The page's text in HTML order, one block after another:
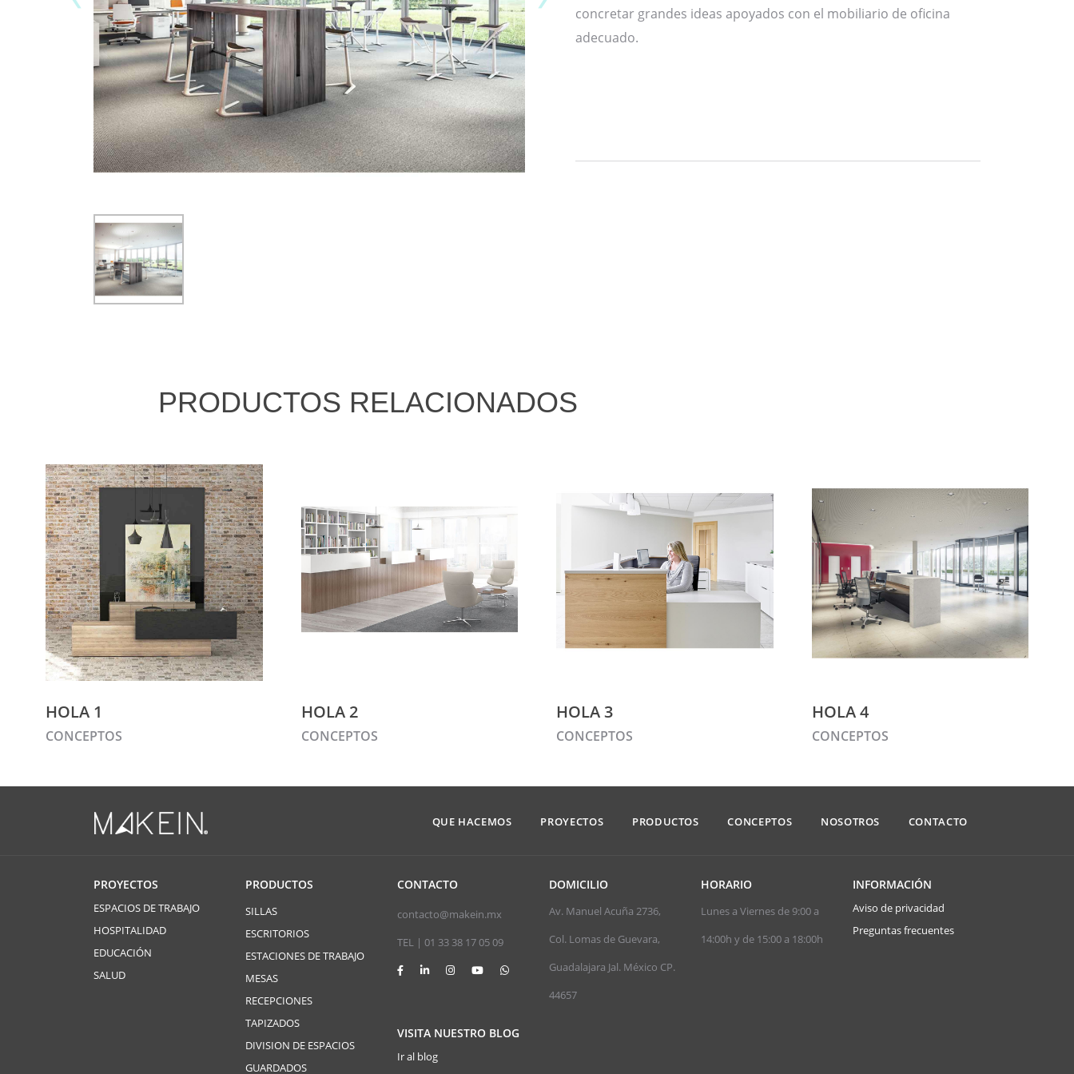
concretar grandes ideas apoyados con el mobiliario de oficina
adecuado.
PRODUCTOS RELACIONADOS
HOLA 1
CONCEPTOS
HOLA 2
CONCEPTOS
HOLA 3
CONCEPTOS
HOLA 4
CONCEPTOS
QUE HACEMOS PROYECTOS PRODUCTOS CONCEPTOS NOSOTROS CONTACTO
PROYECTOS
ESPACIOS DE TRABAJO
HOSPITALIDAD
EDUCACIÓN
SALUD
PRODUCTOS
SILLAS
ESCRITORIOS
ESTACIONES DE TRABAJO
MESAS
RECEPCIONES
TAPIZADOS
DIVISION DE ESPACIOS
GUARDADOS
CONTACTO
contacto@makein.mx
TEL | 01 33 38 17 05 09
VISITA NUESTRO BLOG
Ir al blog
DOMICILIO
Av. Manuel Acuña 2736,
Col. Lomas de Guevara,
Guadalajara Jal. México CP.
44657
HORARIO
Lunes a Viernes de 9:00 a
14:00h y de 15:00 a 18:00h
INFORMACIÓN
Aviso de privacidad
Preguntas frecuentes